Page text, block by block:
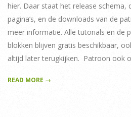
hier. Daar staat het release schema,
pagina’s, en de downloads van de
meer informatie. Alle tutorials en de
blokken blijven gratis beschikbaar,
altijd later terugkijken. Patroon ook
READ MORE →